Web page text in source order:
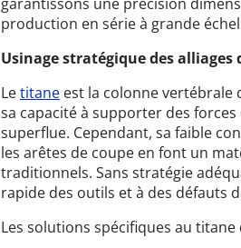
production en série à grande
Usinage stratégique des alliages
Letitane est la colonne
sa capacité à supporter des
superflue. Cependant, sa faible
les arêtes de coupe en font un
traditionnels. Sans stratégie
rapide des outils et à des défauts
Les solutions spécifiques au